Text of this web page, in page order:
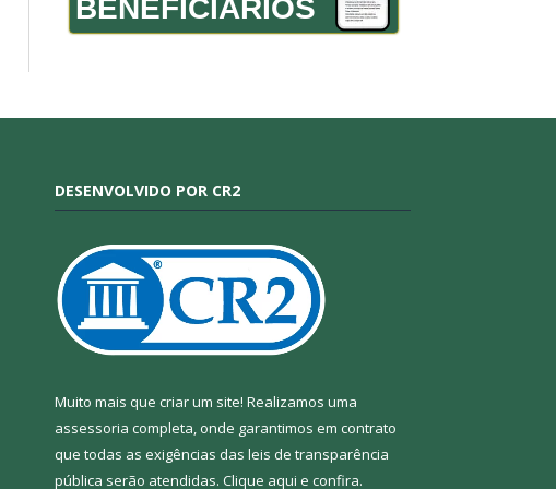
BENEFICIÁRIOS
DESENVOLVIDO POR CR2
Muito mais que criar um site! Realizamos uma
assessoria completa, onde garantimos em contrato
que todas as exigências das leis de transparência
pública serão atendidas. Clique aqui e confira.